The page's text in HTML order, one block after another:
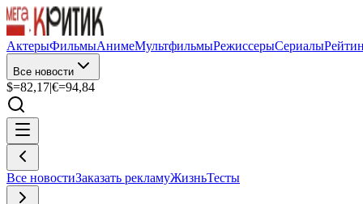
АктерыФильмыАнимеМультфильмыРежиссерыСериалы
Все новости
$=82,17|€=94,84
Все новостиЗаказать рекламуЖизньТесты